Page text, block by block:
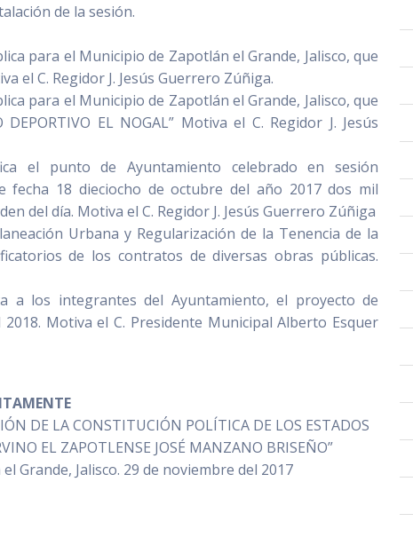
de la sesión.
para el Municipio de Zapotlán el Grande, Jalisco, que
el C. Regidor J. Jesús Guerrero Zúñiga.
para el Municipio de Zapotlán el Grande, Jalisco, que
EL NOGAL” Motiva el C. Regidor J. Jesús
el punto de Ayuntamiento celebrado en sesión
18 dieciocho de octubre del año 2017 dos mil
del día. Motiva el C. Regidor J. Jesús Guerrero Zúñiga
Urbana y Regularización de la Tenencia de la
de los contratos de diversas obras públicas.
a los integrantes del Ayuntamiento, el proyecto de
Motiva el C. Presidente Municipal Alberto Esquer
DE LA CONSTITUCIÓN POLÍTICA DE LOS ESTADOS
EL ZAPOTLENSE JOSÉ MANZANO BRISEÑO”
Grande, Jalisco. 29 de noviembre del 2017